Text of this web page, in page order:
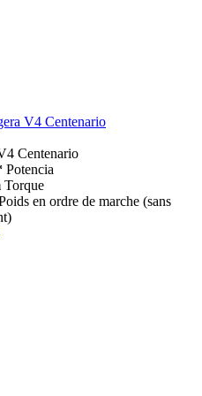
V4 Centenario
Centenario
Potencia
Torque
en ordre de marche (sans